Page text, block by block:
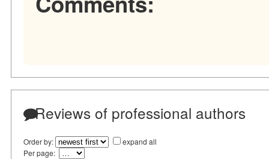
Reviews of professional authors
Order by:
expand all
Per page: